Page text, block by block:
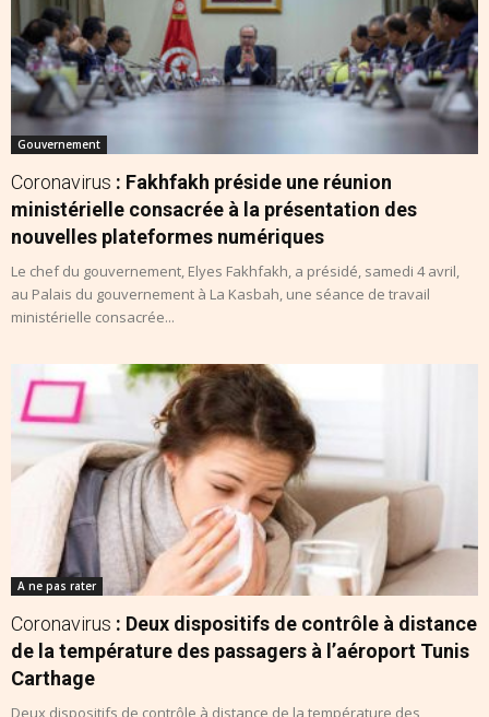
Gouvernement
Coronavirus : Fakhfakh préside une réunion
ministérielle consacrée à la présentation des
nouvelles plateformes numériques
Le chef du gouvernement, Elyes Fakhfakh, a présidé, samedi 4 avril,
au Palais du gouvernement à La Kasbah, une séance de travail
ministérielle consacrée...
A ne pas rater
Coronavirus : Deux dispositifs de contrôle à distance
de la température des passagers à l’aéroport Tunis
Carthage
Deux dispositifs de contrôle à distance de la température des